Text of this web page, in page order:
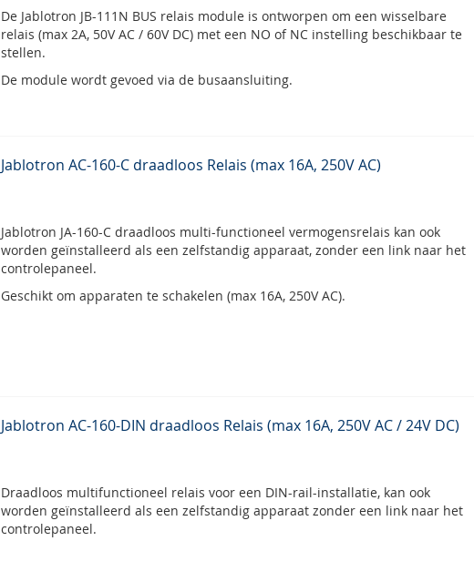
De Jablotron JB-111N BUS relais module is ontworpen om een wisselbare
relais (max 2A, 50V AC / 60V DC) met een NO of NC instelling beschikbaar te
stellen.
De module wordt gevoed via de busaansluiting.
Jablotron AC-160-C draadloos Relais (max 16A, 250V AC)
Jablotron JA-160-C draadloos multi-functioneel vermogensrelais kan ook
worden geïnstalleerd als een zelfstandig apparaat, zonder een link naar het
controlepaneel.
Geschikt om apparaten te schakelen (max 16A, 250V AC).
Jablotron AC-160-DIN draadloos Relais (max 16A, 250V AC / 24V DC)
Draadloos multifunctioneel relais voor een DIN-rail-installatie, kan ook
worden geïnstalleerd als een zelfstandig apparaat zonder een link naar het
controlepaneel.